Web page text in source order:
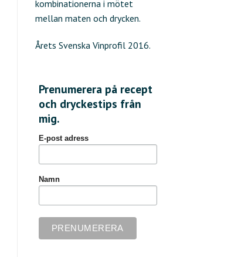
kombinationerna i mötet
mellan maten och drycken.
Årets Svenska Vinprofil 2016.
Prenumerera på recept
och dryckestips från
mig.
E-post adress
Namn